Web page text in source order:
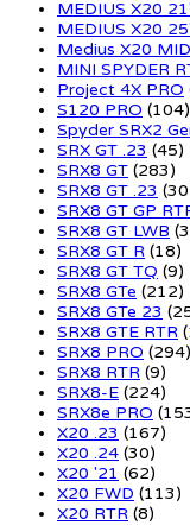
MEDIUS X20
MEDIUS X20 25'
Medius X20 MID
MINI SPYDER
Project 4X PRO
S120 PRO (104)
Spyder SRX2
SRX GT .23 (45)
SRX8 GT (283)
SRX8 GT .23
SRX8 GT GP
SRX8 GT LWB
SRX8 GT R (18)
SRX8 GT TQ (9)
SRX8 GTe (212)
SRX8 GTe 23
SRX8 GTE RTR
SRX8 PRO (294)
SRX8 RTR (9)
SRX8-E (224)
SRX8e PRO
X20 .23 (167)
X20 .24 (30)
X20 '21 (62)
X20 FWD (113)
X20 RTR (8)